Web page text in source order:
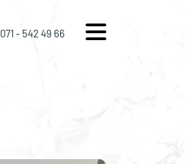
071 - 542 49 66